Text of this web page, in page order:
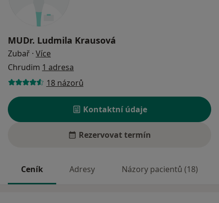
MUDr. Ludmila Krausová
Zubař · Více
Chrudim 1 adresa
18 názorů
Kontaktní údaje
Rezervovat termín
Ceník Adresy Názory pacientů (18)